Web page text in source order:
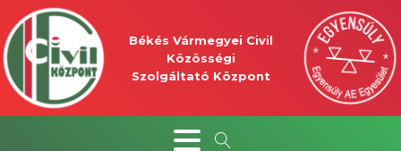
Békés Vármegyei Civil
Közösségi
Szolgáltató Központ